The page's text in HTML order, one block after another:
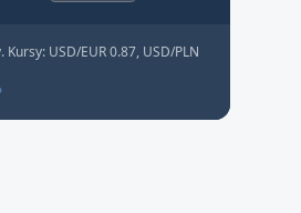
USD/EUR 0.87, USD/PLN